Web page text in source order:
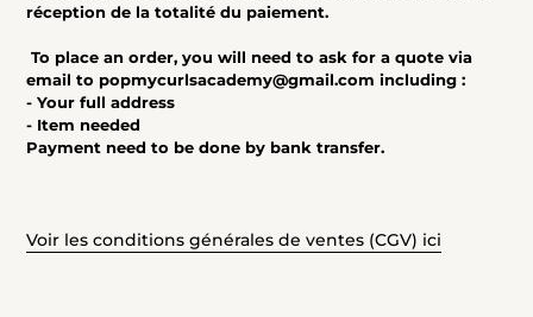
réception de la totalité du paiement.
To place an order, you will need to ask for a quote via
email to popmycurlsacademy@gmail.com including :
- Your full address
- Item needed
Payment need to be done by bank transfer.
Voir les conditions générales de ventes (CGV) ici